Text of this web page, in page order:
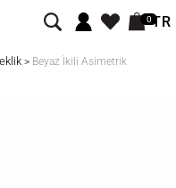
0TR
> Beyaz İkili Asimetrik